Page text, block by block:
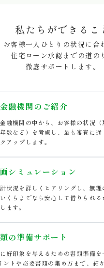
私たちができるこ
お客様一人ひとりの状況に合
住宅ローン承認までの道の
徹底サポートします。
融機関のご紹介
融機関の中から、お客様の状況（
数など）を考慮し、最も審査に通
アップします。
シミュレーション
状況を詳しくヒアリングし、無理
くらまでなら安心して借りられる
ます。
の準備サポート
好印象を与えるための書類準備を
ントや必要書類の集め方まで、細